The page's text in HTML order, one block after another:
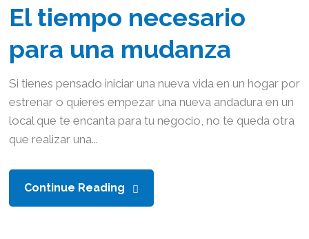
El tiempo necesario
para una mudanza
Si tienes pensado iniciar una nueva vida en un hogar por
estrenar o quieres empezar una nueva andadura en un
local que te encanta para tu negocio, no te queda otra
que realizar una...
Continue Reading